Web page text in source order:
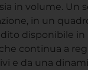
in volume. Un
in un
disponibile in
continua a
e da una